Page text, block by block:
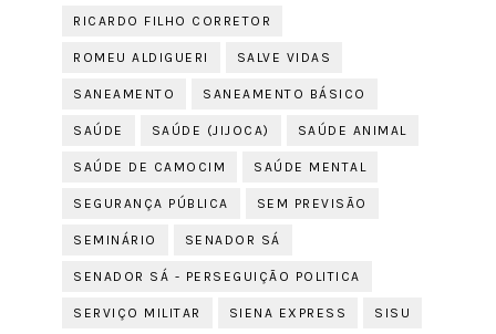
RICARDO FILHO CORRETOR
ROMEU ALDIGUERI SALVE VIDAS
SANEAMENTO SANEAMENTO BÁSICO
SAÚDE SAÚDE (JIJOCA) SAÚDE ANIMAL
SAÚDE DE CAMOCIM SAÚDE MENTAL
SEGURANÇA PÚBLICA SEM PREVISÃO
SEMINÁRIO SENADOR SÁ
SENADOR SÁ - PERSEGUIÇÃO POLITICA
SERVIÇO MILITAR SIENA EXPRESS SISU